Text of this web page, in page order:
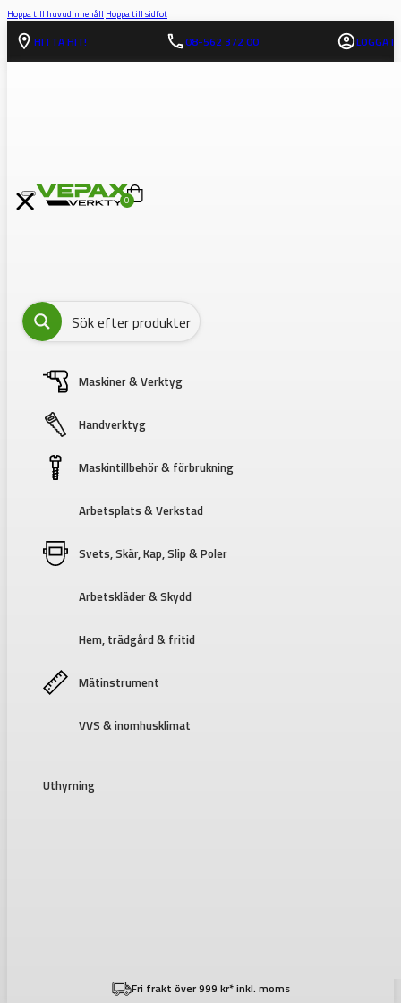
Hoppa till huvudinnehåll Hoppa till sidfot
HITTA HIT! 08-562 372 00 LOGGA IN
0
Maskiner & Verktyg
Handverktyg
Maskintillbehör & förbrukning
Arbetsplats & Verkstad
Svets, Skär, Kap, Slip & Poler
Arbetskläder & Skydd
Hem, trädgård & fritid
Mätinstrument
VVS & inomhusklimat
Uthyrning
Fri frakt över 999 kr* inkl. moms
Filtering